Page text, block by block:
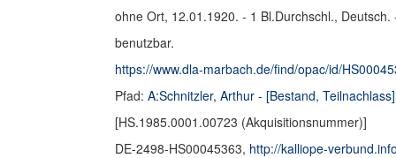
ohne Ort, 12.01.1920. - 1 Bl.Durchschl., Deutsch.
benutzbar.
https://www.dla-marbach.de/find/opac/id/
Pfad: A:Schnitzler, Arthur - [Bestand, Teilnachlass]
[HS.1985.0001.00723 (Akquisitionsnummer)]
DE-2498-HS00045363, http://kalliope-